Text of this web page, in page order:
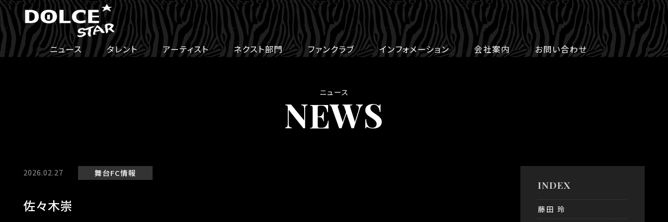
ニュース タレント アーティスト ネクスト部門 ファンクラブ インフォメーション 会社案内 お問い合わせ
ニュース
NEWS
2026.02.27 舞台FC情報
佐々木崇
INDEX
藤田 玲